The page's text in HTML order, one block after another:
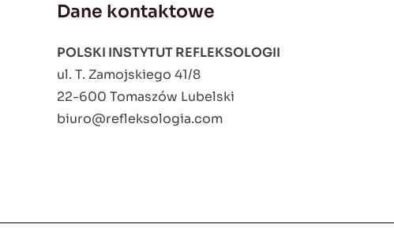
Dane kontaktowe
POLSKI INSTYTUT REFLEKSOLOGII
ul. T. Zamojskiego 41/8
22-600 Tomaszów Lubelski
biuro@refleksologia.com